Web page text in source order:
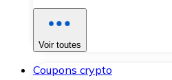
Voir toutes
Coupons crypto